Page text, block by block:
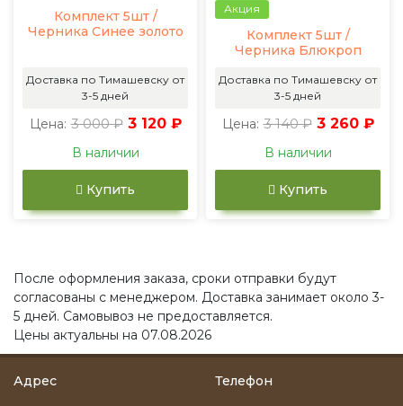
Комплект 5шт /
Черника Синее золото
Доставка по Тимашевску от
3-5 дней
Цена: 3 000 ₽ 3 120 ₽
В наличии
Купить
Акция
Комплект 5шт /
Черника Блюкроп
Доставка по Тимашевску от
3-5 дней
Цена: 3 140 ₽ 3 260 ₽
В наличии
Купить
После оформления заказа, сроки отправки будут
согласованы с менеджером. Доставка занимает около 3-
5 дней. Самовывоз не предоставляется.
Цены актуальны на 07.08.2026
Адрес Телефон